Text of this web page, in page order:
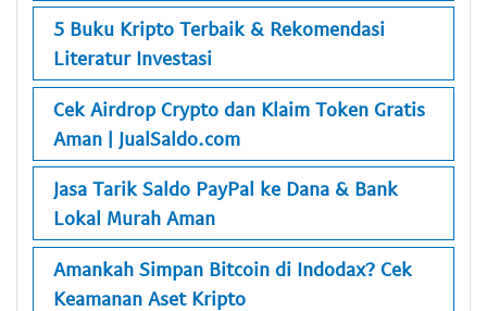
5 Buku Kripto Terbaik & Rekomendasi
Literatur Investasi
Cek Airdrop Crypto dan Klaim Token Gratis
Aman | JualSaldo.com
Jasa Tarik Saldo PayPal ke Dana & Bank
Lokal Murah Aman
Amankah Simpan Bitcoin di Indodax? Cek
Keamanan Aset Kripto